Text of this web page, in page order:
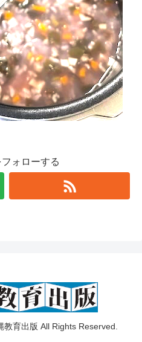
ォローする
育出版 All Rights Reserved.